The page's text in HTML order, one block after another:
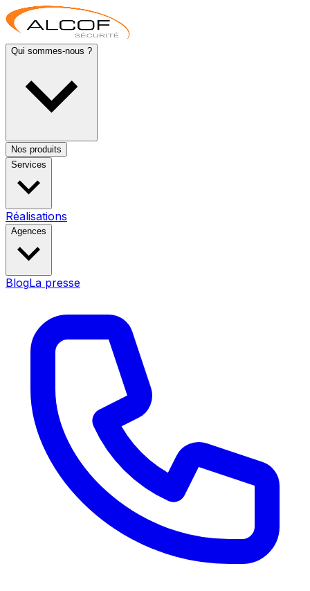
Qui sommes-nous ?
Nos produits
Services
Réalisations
Agences
BlogLa presse